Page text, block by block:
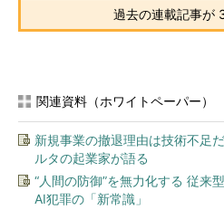
過去の連載記事が
関連資料（ホワイトペーパー）
新規事業の撤退理由は技術不足
ルタの起業家が語る
“人間の防御”を無力化する 従来
AI犯罪の「新常識」